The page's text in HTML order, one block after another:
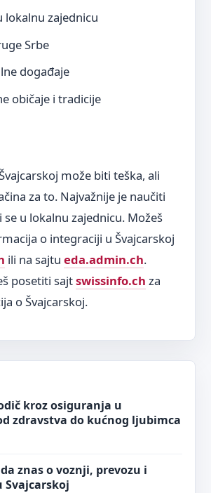
lokalnu zajednicu
Srbe
događaje
običaje i tradicije
može biti teška, ali
za to. Najvažnije je naučiti
u lokalnu zajednicu. Možeš
o integraciji u Švajcarskoj
ili na sajtueda.admin.ch.
posetiti sajtswissinfo.ch za
o Švajcarskoj.
kroz osiguranja u
zdravstva do kućnog ljubimca
znas o voznji, prevozu i